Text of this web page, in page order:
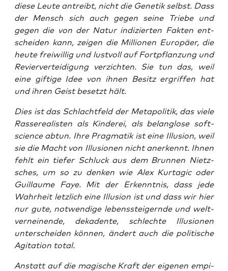
die­se Leu­te antreibt, nicht die Gene­tik selbst. Dass
der Mensch sich auch gegen sei­ne Trie­be und
gegen die von der Natur indi­zier­ten Fak­ten ent­
schei­den kann, zei­gen die Mil­lio­nen Euro­pä­er, die
heu­te frei­wil­lig und lust­voll auf Fort­pflan­zung und
Revier­ver­tei­di­gung ver­zich­ten. Sie tun das, weil
eine gif­ti­ge Idee von ihnen Besitz ergrif­fen hat
und ihren Geist besetzt hält.
Dies ist das Schlacht­feld der Meta­po­li­tik, das vie­le
Ras­se­rea­lis­ten als Kin­de­rei, als belang­lo­se soft-
sci­enceabtun. Ihre Prag­ma­tik ist eine Illu­si­on, weil
sie die Macht von Illu­sio­nen nicht aner­kennt. Ihnen
fehlt ein tie­fer Schluck aus dem Brun­nen Nietz­
sches, um so zu den­ken wie Alex Kur­ta­gic oder
Guil­laume Faye. Mit der Erkennt­nis, dass jede
Wahr­heit letz­lich eine Illu­si­on ist und dass wir hier
nur gute, not­wen­di­ge lebens­stei­gern­de und welt­
ver­nei­nen­de, deka­den­te, schlech­te Illu­sio­nen
unter­schei­den kön­nen, ändert auch die poli­ti­sche
Agi­ta­ti­on total.
Anstatt auf die magi­sche Kraft der eige­nen empi­